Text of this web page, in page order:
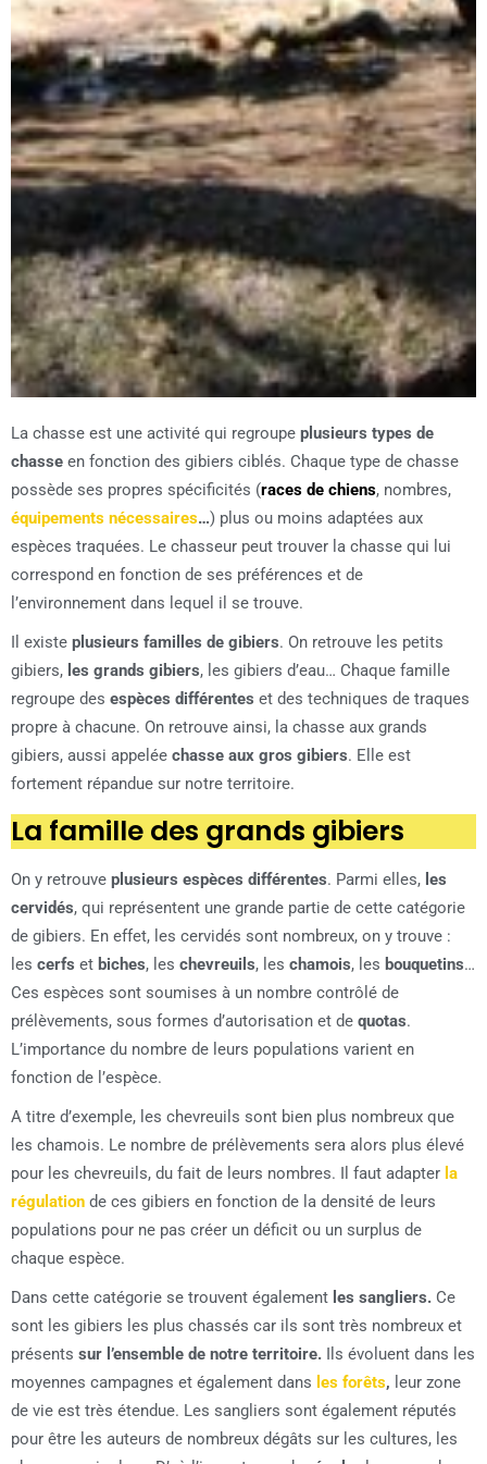
La chasse est une activité qui regroupe plusieurs types de
chasse en fonction des gibiers ciblés. Chaque type de chasse
possède ses propres spécificités (races de chiens, nombres,
équipements nécessaires…) plus ou moins adaptées aux
espèces traquées. Le chasseur peut trouver la chasse qui lui
correspond en fonction de ses préférences et de
l’environnement dans lequel il se trouve.
Il existe plusieurs familles de gibiers. On retrouve les petits
gibiers, les grands gibiers, les gibiers d’eau… Chaque famille
regroupe des espèces différentes et des techniques de traques
propre à chacune. On retrouve ainsi, la chasse aux grands
gibiers, aussi appelée chasse aux gros gibiers. Elle est
fortement répandue sur notre territoire.
La famille des grands gibiers
On y retrouve plusieurs espèces différentes. Parmi elles, les
cervidés, qui représentent une grande partie de cette catégorie
de gibiers. En effet, les cervidés sont nombreux, on y trouve :
les cerfs et biches, les chevreuils, les chamois, les bouquetins…
Ces espèces sont soumises à un nombre contrôlé de
prélèvements, sous formes d’autorisation et de quotas.
L’importance du nombre de leurs populations varient en
fonction de l’espèce.
A titre d’exemple, les chevreuils sont bien plus nombreux que
les chamois. Le nombre de prélèvements sera alors plus élevé
pour les chevreuils, du fait de leurs nombres. Il faut adapter la
régulation de ces gibiers en fonction de la densité de leurs
populations pour ne pas créer un déficit ou un surplus de
chaque espèce.
Dans cette catégorie se trouvent également les sangliers. Ce
sont les gibiers les plus chassés car ils sont très nombreux et
présents sur l’ensemble de notre territoire. Ils évoluent dans les
moyennes campagnes et également dans les forêts, leur zone
de vie est très étendue. Les sangliers sont également réputés
pour être les auteurs de nombreux dégâts sur les cultures, les